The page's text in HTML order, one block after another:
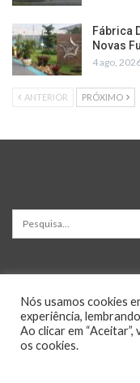
Fábrica
Novas
4 ago,
ANTERIOR PRÓXIMO
© 2026 -
Nós usamos cookies
experiência,
Ao clicar em
os cookies.